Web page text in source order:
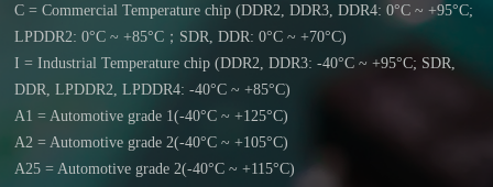
C = Commercial Temperature chip (DDR2, DDR3, DDR4: 0°C ~ +95°C;
LPDDR2: 0°C ~ +85°C；SDR, DDR: 0°C ~ +70°C)
I = Industrial Temperature chip (DDR2, DDR3: -40°C ~ +95°C; SDR,
DDR, LPDDR2, LPDDR4: -40°C ~ +85°C)
A1 = Automotive grade 1(-40°C ~ +125°C)
A2 = Automotive grade 2(-40°C ~ +105°C)
A25 = Automotive grade 2(-40°C ~ +115°C)